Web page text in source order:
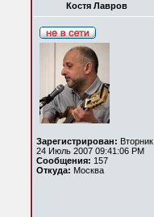
Костя Лавров
Зарегистрирован: Вторник
24 Июль 2007 09:41:06 PM
Сообщения: 157
Откуда: Москва